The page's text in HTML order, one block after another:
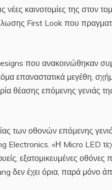
καινοτομίες της στον
First Look που
που ανακοινώθηκαν
επαναστατικά μεγέθη,
θέασης επόμενης γενιάς
των οθονών επόμενης
«Η Micro LED
εξατομικευμένες οθόνες
έχει όρια, παρά μόνο